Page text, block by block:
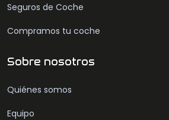
Seguros de Coche
Compramos tu coche
Sobre nosotros
Quiénes somos
Equipo